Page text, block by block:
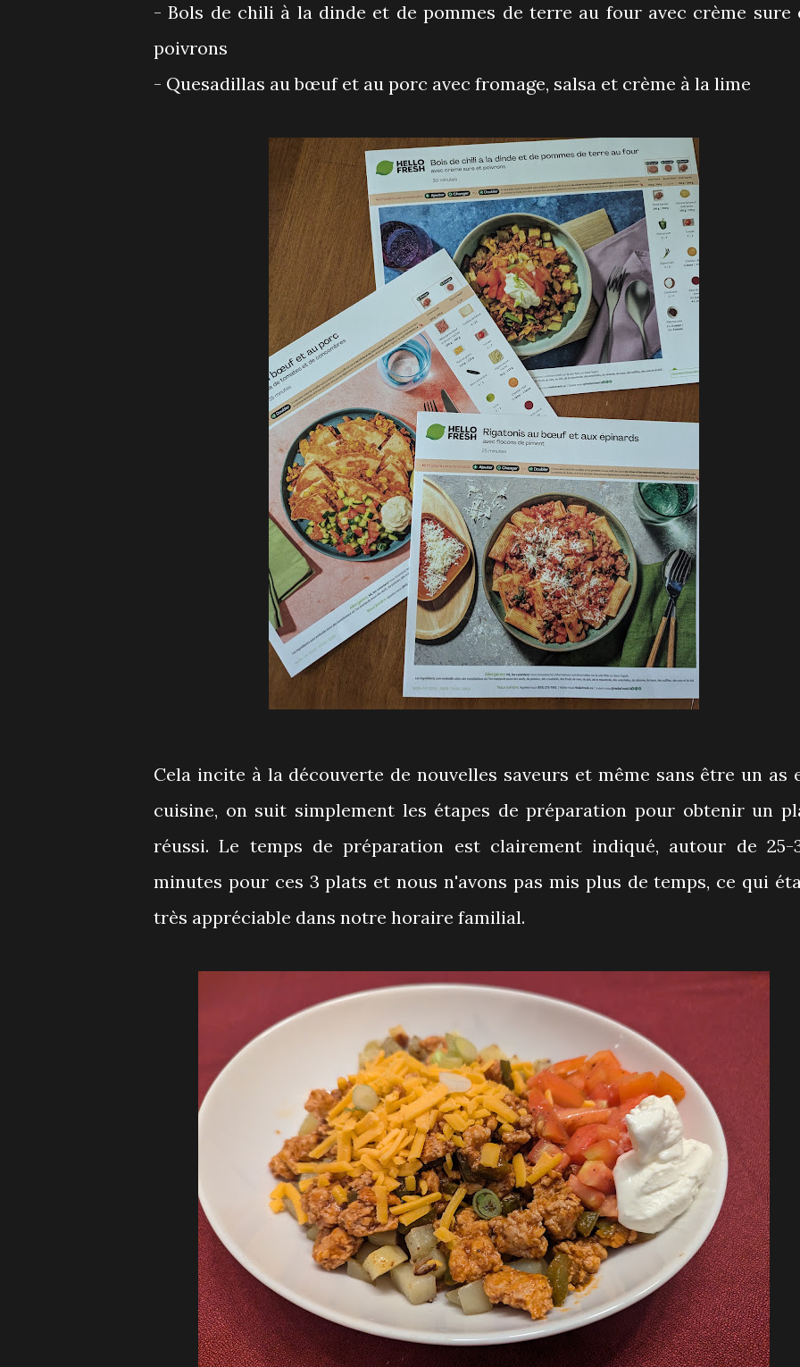
- Bols de chili à la dinde et de pommes de terre au four avec crème sure
poivrons
- Quesadillas au bœuf et au porc avec fromage, salsa et crème à la lime
Cela incite à la découverte de nouvelles saveurs et même sans être un as
cuisine, on suit simplement les étapes de préparation pour obtenir un
réussi. Le temps de préparation est clairement indiqué, autour de 25-
minutes pour ces 3 plats et nous n'avons pas mis plus de temps, ce qui
très appréciable dans notre horaire familial.